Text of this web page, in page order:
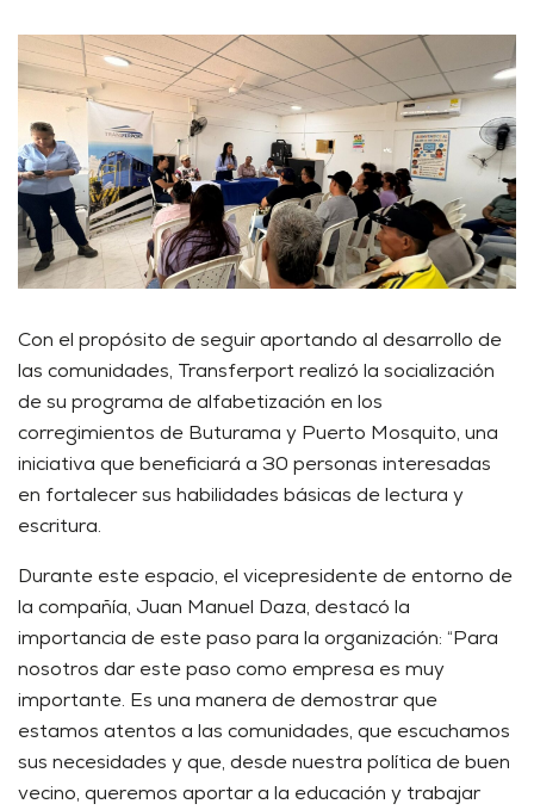
Con el propósito de seguir aportando al desarrollo de
las comunidades, Transferport realizó la socialización
de su programa de alfabetización en los
corregimientos de Buturama y Puerto Mosquito, una
iniciativa que beneficiará a 30 personas interesadas
en fortalecer sus habilidades básicas de lectura y
escritura.
Durante este espacio, el vicepresidente de entorno de
la compañía, Juan Manuel Daza, destacó la
importancia de este paso para la organización: “Para
nosotros dar este paso como empresa es muy
importante. Es una manera de demostrar que
estamos atentos a las comunidades, que escuchamos
sus necesidades y que, desde nuestra política de buen
vecino, queremos aportar a la educación y trabajar